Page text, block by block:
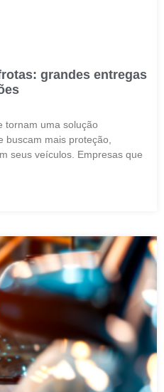
grandes entregas
tornam uma solução
buscam mais proteção,
seus veículos. Empresas que